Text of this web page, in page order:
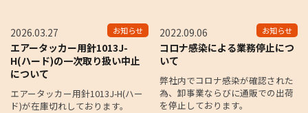
お知らせ
2026.03.27
エアータッカー用針1013J-
H(ハード)の一次取り扱い中止
について
エアータッカー用針1013J-H(ハー
ド)が在庫切れしております。
お知らせ
2022.09.06
コロナ感染による業務停止につ
いて
弊社内でコロナ感染が確認された
為、卸事業ならびに通販での出荷
を停止しております。